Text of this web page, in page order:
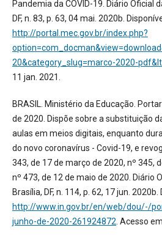
Pandemia da COVID-19. Diário Oficial
DF, n. 83, p. 63, 04 mai. 2020b.
http://portal.mec.gov.br/index.php?
20&category_slug=marco-2020-
11 jan. 2021.
BRASIL. Ministério da Educação.
de 2020. Dispõe sobre a substituição
aulas em meios digitais, enquanto
do novo coronavírus - Covid-19, e
343, de 17 de março de 2020, nº 345,
nº 473, de 12 de maio de 2020. Diário
Brasília, DF, n. 114, p. 62, 17 jun.
http://www.in.gov.br/en/web/dou/-/
junho-de-2020-261924872 . Acesso